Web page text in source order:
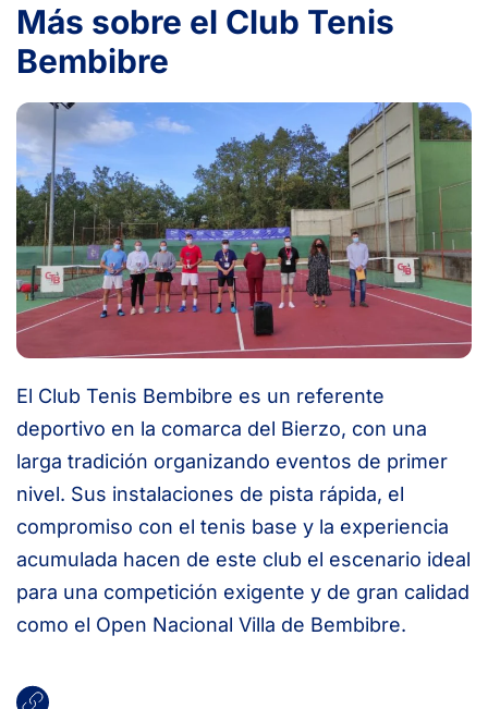
Más sobre el Club Tenis
Bembibre
El Club Tenis Bembibre es un referente
deportivo en la comarca del Bierzo, con una
larga tradición organizando eventos de primer
nivel. Sus instalaciones de pista rápida, el
compromiso con el tenis base y la experiencia
acumulada hacen de este club el escenario ideal
para una competición exigente y de gran calidad
como el Open Nacional Villa de Bembibre.